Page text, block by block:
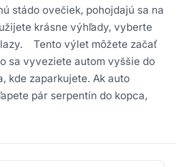
stádo ovečiek, pohojdajú sa na
krásne výhľady, vyberte
Tento výlet môžete začať
sa vyveziete autom vyššie do
kde zaparkujete. Ak auto
pár serpentín do kopca,